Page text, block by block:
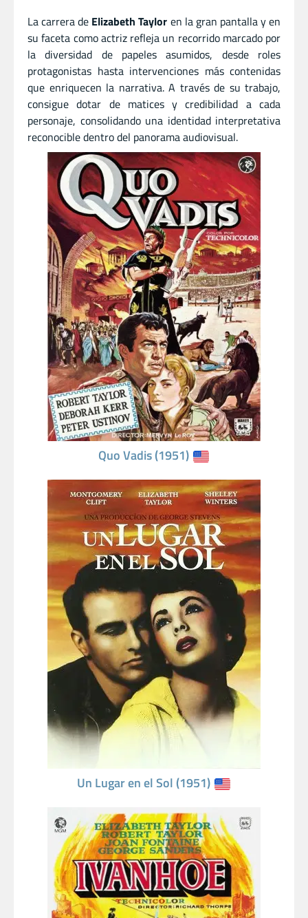
La carrera de Elizabeth Taylor en la gran pantalla y en
su faceta como actriz refleja un recorrido marcado por
la diversidad de papeles asumidos, desde roles
protagonistas hasta intervenciones más contenidas
que enriquecen la narrativa. A través de su trabajo,
consigue dotar de matices y credibilidad a cada
personaje, consolidando una identidad interpretativa
reconocible dentro del panorama audiovisual.
Quo Vadis (1951)
Un Lugar en el Sol (1951)